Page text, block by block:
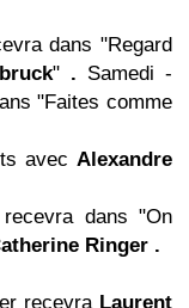
dans "Regard
" . Samedi -
"Faites comme
avecAlexandre
dans "On
Ringer .
recevra Laurent